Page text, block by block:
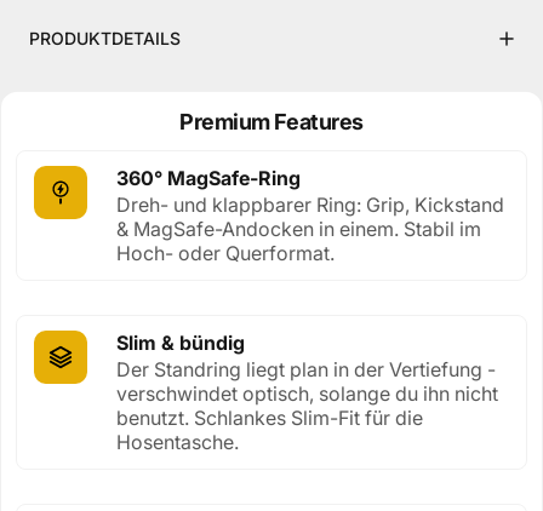
Dreh- und klappbarer Ring: Grip,
Kickstand & MagSafe-Andocken in
einem. Stabil im Hoch- oder Querformat.
Der Standring liegt plan in der Vertiefung
- verschwindet optisch, solange du ihn
nicht benutzt. Schlankes Slim-Fit für die
Hosentasche.